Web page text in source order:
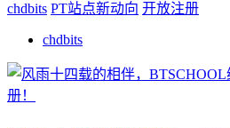
chdbits PT站点新动向 开放注册
chdbits